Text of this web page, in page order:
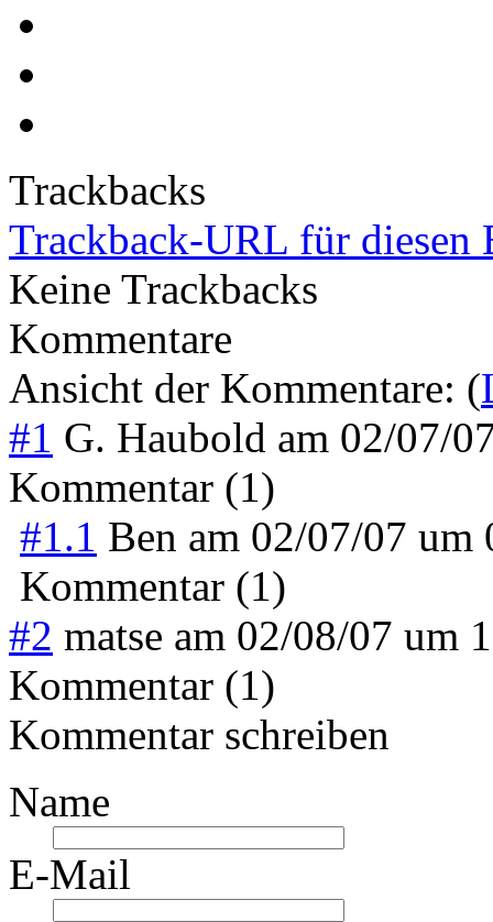
Trackbacks
Trackback-URL für diesen
Keine Trackbacks
Kommentare
Ansicht der Kommentare: (
#1 G. Haubold am 02/07/
Kommentar (1)
#1.1 Ben am 02/07/07 um
Kommentar (1)
#2 matse am 02/08/07 um
Kommentar (1)
Kommentar schreiben
Name
E-Mail